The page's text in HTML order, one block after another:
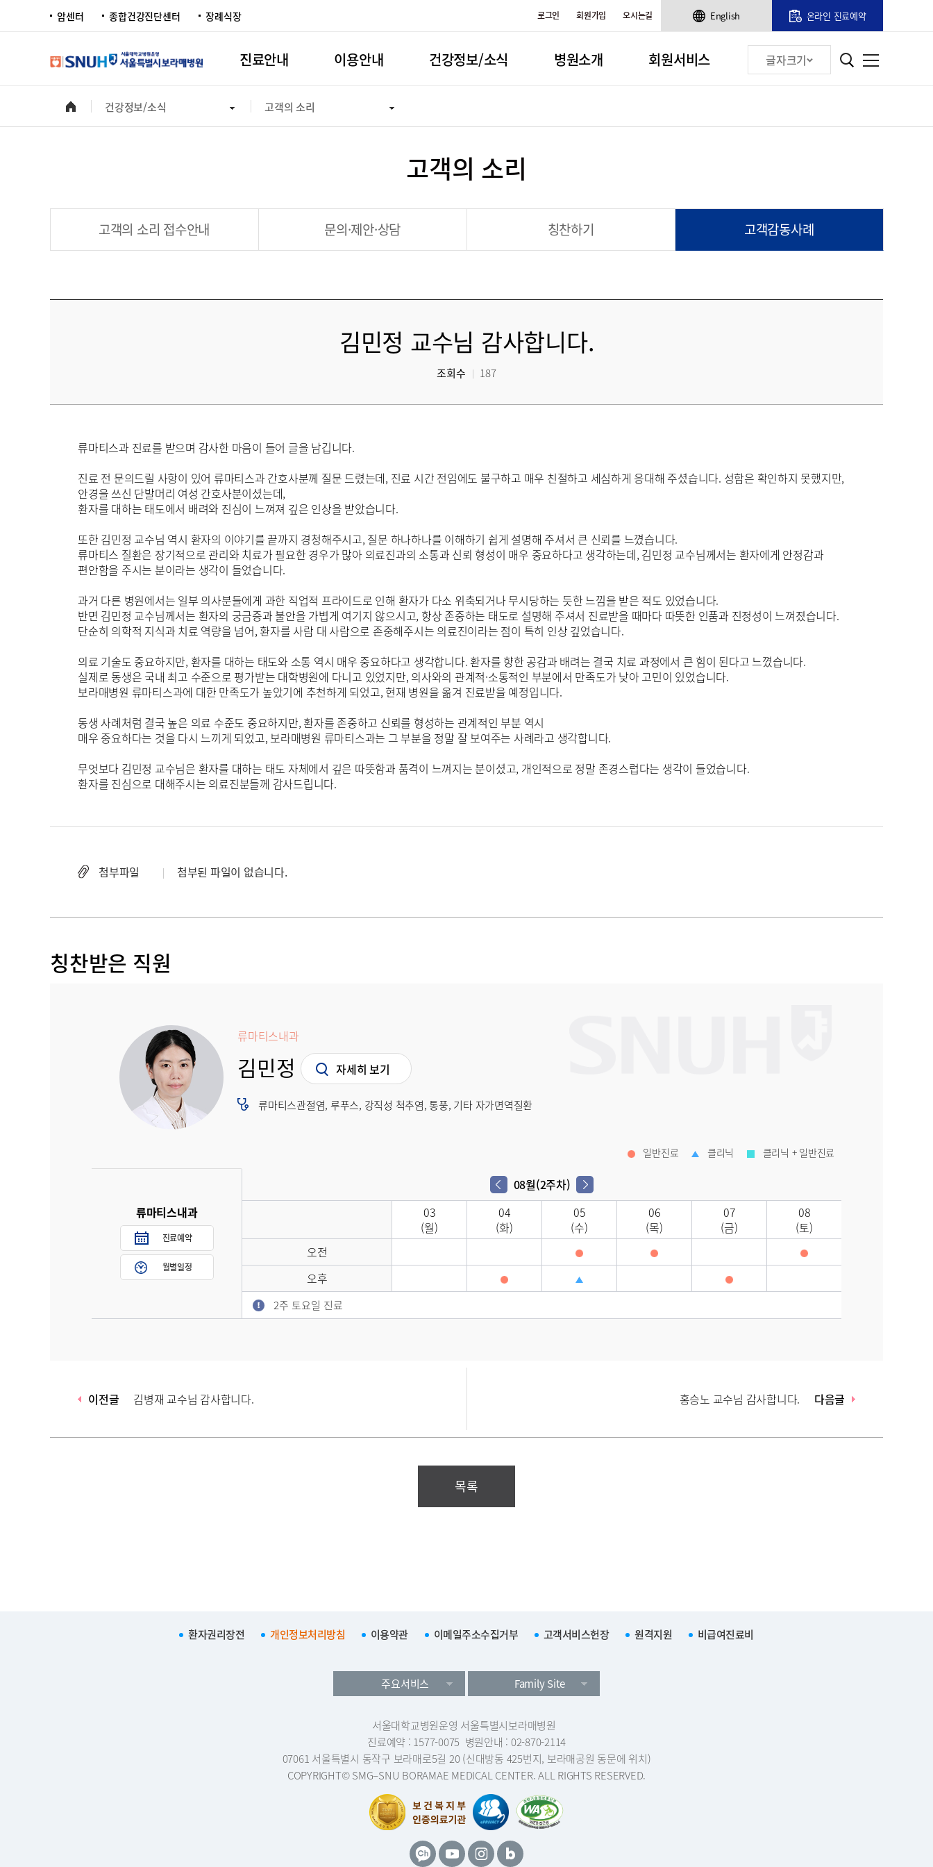
암센터 종합건강진단센터 장례식장 로그인 회원가입 오시는길 English 온라인 진료예약
진료안내 이용안내 건강정보/소식 병원소개 회원서비스 글자크기
건강정보/소식 고객의 소리
고객의 소리
고객의 소리 접수안내 문의·제안·상담 칭찬하기 고객감동사례
김민정 교수님 감사합니다.
조회수 187
류마티스과 진료를 받으며 감사한 마음이 들어 글을 남깁니다.
진료 전 문의드릴 사항이 있어 류마티스과 간호사분께 질문 드렸는데, 진료 시간 전임에도 불구하고 매우 친절하고 세심하게 응대해 주셨습니다. 성함은 확인하지 못했지만,
안경을 쓰신 단발머리 여성 간호사분이셨는데,
환자를 대하는 태도에서 배려와 진심이 느껴져 깊은 인상을 받았습니다.
또한 김민정 교수님 역시 환자의 이야기를 끝까지 경청해주시고, 질문 하나하나를 이해하기 쉽게 설명해 주셔서 큰 신뢰를 느꼈습니다.
류마티스 질환은 장기적으로 관리와 치료가 필요한 경우가 많아 의료진과의 소통과 신뢰 형성이 매우 중요하다고 생각하는데, 김민정 교수님께서는 환자에게 안정감과
편안함을 주시는 분이라는 생각이 들었습니다.
과거 다른 병원에서는 일부 의사분들에게 과한 직업적 프라이드로 인해 환자가 다소 위축되거나 무시당하는 듯한 느낌을 받은 적도 있었습니다.
반면 김민정 교수님께서는 환자의 궁금증과 불안을 가볍게 여기지 않으시고, 항상 존중하는 태도로 설명해 주셔서 진료받을 때마다 따뜻한 인품과 진정성이 느껴졌습니다.
단순히 의학적 지식과 치료 역량을 넘어, 환자를 사람 대 사람으로 존중해주시는 의료진이라는 점이 특히 인상 깊었습니다.
의료 기술도 중요하지만, 환자를 대하는 태도와 소통 역시 매우 중요하다고 생각합니다. 환자를 향한 공감과 배려는 결국 치료 과정에서 큰 힘이 된다고 느꼈습니다.
실제로 동생은 국내 최고 수준으로 평가받는 대학병원에 다니고 있었지만, 의사와의 관계적·소통적인 부분에서 만족도가 낮아 고민이 있었습니다.
보라매병원 류마티스과에 대한 만족도가 높았기에 추천하게 되었고, 현재 병원을 옮겨 진료받을 예정입니다.
동생 사례처럼 결국 높은 의료 수준도 중요하지만, 환자를 존중하고 신뢰를 형성하는 관계적인 부분 역시
매우 중요하다는 것을 다시 느끼게 되었고, 보라매병원 류마티스과는 그 부분을 정말 잘 보여주는 사례라고 생각합니다.
무엇보다 김민정 교수님은 환자를 대하는 태도 자체에서 깊은 따뜻함과 품격이 느껴지는 분이셨고, 개인적으로 정말 존경스럽다는 생각이 들었습니다.
환자를 진심으로 대해주시는 의료진분들께 감사드립니다.
첨부파일 첨부된 파일이 없습니다.
칭찬받은 직원
류마티스내과
김민정 자세히 보기
류마티스관절염, 루푸스, 강직성 척추염, 통풍, 기타 자가면역질환
일반진료 클리닉 클리닉 + 일반진료
류마티스내과
진료예약
월별일정
08월(2주차)
03
(월)
04
(화)
05
(수)
06
(목)
07
(금)
08
(토)
오전
오후
2주 토요일 진료
이전글 김병재 교수님 감사합니다. 홍승노 교수님 감사합니다. 다음글
목록
환자권리장전 개인정보처리방침 이용약관 이메일주소수집거부 고객서비스헌장 원격지원 비급여진료비
주요서비스 Family Site
서울대학교병원운영 서울특별시보라매병원
진료예약 : 1577-0075 병원안내 : 02-870-2114
07061 서울특별시 동작구 보라매로5길 20 (신대방동 425번지, 보라매공원 동문에 위치)
COPYRIGHT© SMG–SNU BORAMAE MEDICAL CENTER. ALL RIGHTS RESERVED.